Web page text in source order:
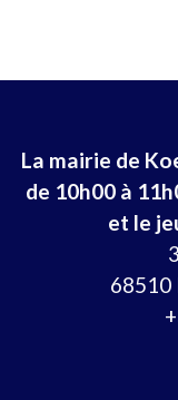
La mairie de
de 10h00 à
et le
68510